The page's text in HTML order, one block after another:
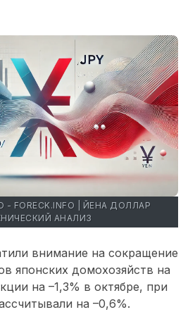
FORECK.INFO | ЙЕНА ДОЛЛАР
АНАЛИЗ
внимание на сокращение
японских домохозяйств на
на –1,3% в октябре, при
на –0,6%.